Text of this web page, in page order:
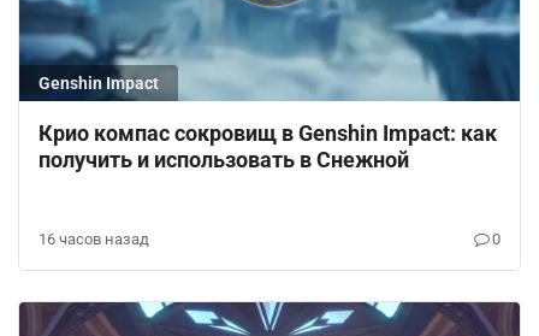
Genshin Impact
Крио компас сокровищ в Genshin Impact: как
получить и использовать в Снежной
16 часов назад 0